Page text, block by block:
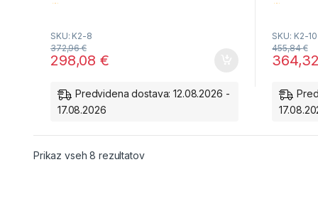
SKU: K2-8
298,08€
372,96€
Predvidena dostava: 12.08.2026 -
17.08.2026
SKU: K2-10
364,32
455,84€
Prikaz vseh 8 rezultatovRazvrščeno po ceni: od najnižje do